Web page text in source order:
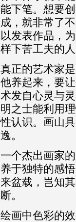
能下笔。想要
成，就非常了
以发表作品，
样下苦工夫的
真正的艺术家
他养起来，要
术发自心灵与
明之士能利用
性认识。画山
逸。
一个杰出画家
养于独特的感
来盆载，岂知
断。
绘画中色彩的